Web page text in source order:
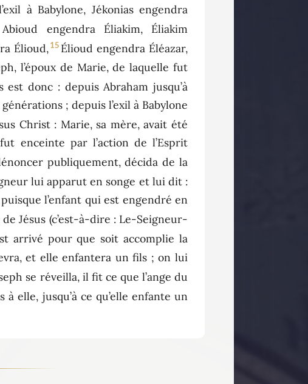
à Babylone, Jékonias engendra
engendra Éliakim, Éliakim
Élioud, 15 Élioud engendra Éléazar,
l’époux de Marie, de laquelle fut
donc : depuis Abraham jusqu’à
; depuis l’exil à Babylone
Christ : Marie, sa mère, avait été
enceinte par l’action de l’Esprit
publiquement, décida de la
lui apparut en songe et lui dit :
l’enfant qui est engendré en
Jésus (c’est-à-dire : Le-Seigneur-
arrivé pour que soit accomplie la
et elle enfantera un fils ; on lui
se réveilla, il fit ce que l’ange du
à elle, jusqu’à ce qu’elle enfante un